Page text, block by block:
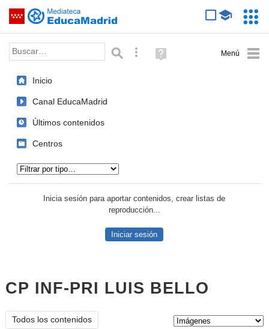
Saltar navegación
Palabra o frase: Búsqueda avanzada
Ayuda
(en
Inicio
Canal EducaMadrid
Últimos contenidos
Centros
Inicia sesión para aportar contenidos, crear listas de
reproducción...
Iniciar sesión
CP INF-PRI LUIS BELLO
Todos los contenidos